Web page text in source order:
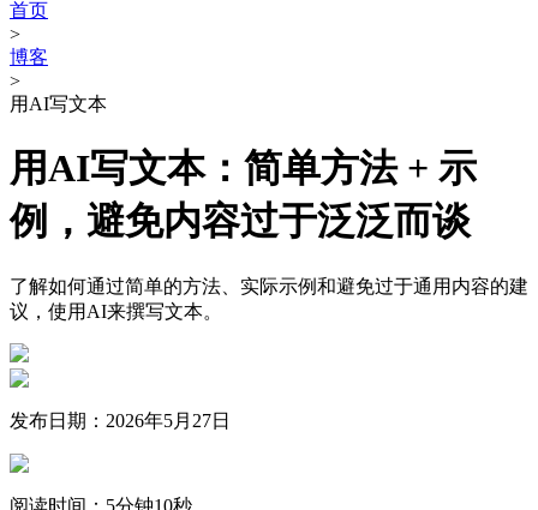
首页
>
博客
>
用AI写文本
用AI写文本：简单方法 + 示
例，避免内容过于泛泛而谈
了解如何通过简单的方法、实际示例和避免过于通用内容的建
议，使用AI来撰写文本。
发布日期：2026年5月27日
阅读时间：5分钟10秒